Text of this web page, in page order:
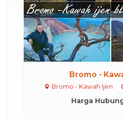
Bromo -
Bromo - Kawah Ijen
Harga